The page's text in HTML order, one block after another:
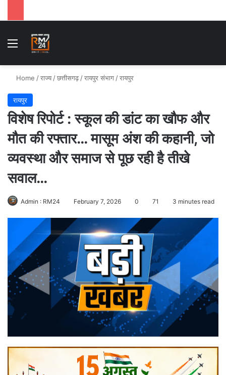
Menu
Home /राज्य /छत्तीसगढ़ /रायपुर संभाग /रायपुर
रायपुर
विशेष रिपोर्ट : स्कूल की डांट का खौफ और
मौत की रफ्तार… मासूम अंश की कहानी, जो
व्यवस्था और समाज से पूछ रही है तीखे
सवाल…
Admin : RM24 February 7, 2026 0 71 3 minutes read